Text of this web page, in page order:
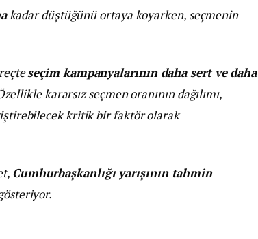
kadar düştüğünü ortaya koyarken, seçmenin
seçim kampanyalarının daha sert ve daha
kararsız seçmen oranının dağılımı,
kritik bir faktör olarak
Cumhurbaşkanlığı yarışının tahmin